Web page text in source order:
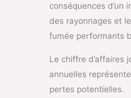
conséquences
des rayonnages et
fumée performants
Le chiffre d’affaires
annuelles
pertes potentielles.